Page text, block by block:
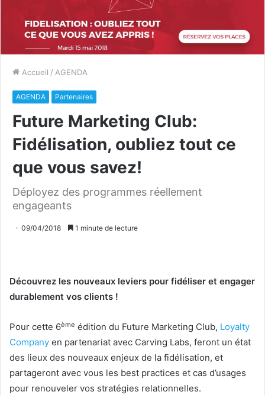
Accueil / AGENDA
AGENDA Partenaires
Future Marketing Club:
Fidélisation, oubliez tout ce
que vous savez!
Déployez des programmes réellement
engageants
09/04/2018 1 minute de lecture
Découvrez les nouveaux leviers pour fidéliser et engager
durablement vos clients !
Pour cette 6ème édition du Future Marketing Club, Loyalty
Company en partenariat avec Carving Labs, feront un état
des lieux des nouveaux enjeux de la fidélisation, et
partageront avec vous les best practices et cas d’usages
pour renouveler vos stratégies relationnelles.